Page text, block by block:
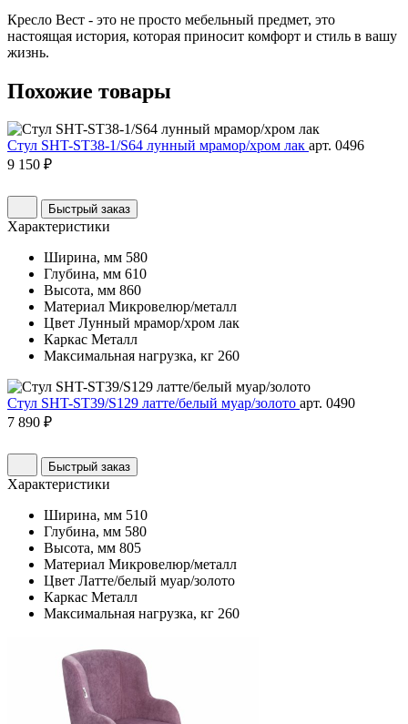
Кресло Вест - это не просто мебельный предмет, это
настоящая история, которая приносит комфорт и стиль в вашу
жизнь.
Похожие товары
Стул SHT-ST38-1/S64 лунный мрамор/хром лак арт. 0496
9 150 ₽
Быстрый заказ
Характеристики
Ширина, мм 580
Глубина, мм 610
Высота, мм 860
Материал Микровелюр/металл
Цвет Лунный мрамор/хром лак
Каркас Металл
Максимальная нагрузка, кг 260
Стул SHT-ST39/S129 латте/белый муар/золото арт. 0490
7 890 ₽
Быстрый заказ
Характеристики
Ширина, мм 510
Глубина, мм 580
Высота, мм 805
Материал Микровелюр/металл
Цвет Латте/белый муар/золото
Каркас Металл
Максимальная нагрузка, кг 260